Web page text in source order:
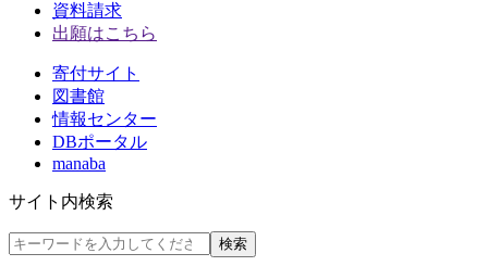
資料請求
出願はこちら
寄付サイト
図書館
情報センター
DBポータル
manaba
サイト内検索
検索